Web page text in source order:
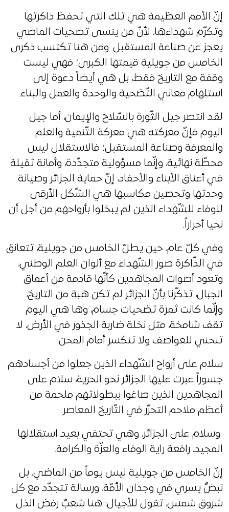
إنّ الأمم العظيمة هي تلك التي تحفظ ذاكرتها
وتكرّم شهداءها، لأنّ من ينسى تضحيات الماضي
يعجز عن صناعة المستقبل. ومن هنا تكتسب ذكرى
الخامس من جويلية قيمتها الكبرى؛ فهي ليست
وقفة مع التاريخ فقط، بل هي أيضاً دعوة إلى
استلهام معاني التّضحية والوحدة والعمل والبناء.
لقد انتصر جيل الثّورة بالسّلاح والإيمان، أما جيل
اليوم فإنّ معركته هي معركة التّنمية والعلم
والمعرفة وصناعة المستقبل؛ فالاستقلال ليس
محطّة نهائية، وإنّما مسؤولية متجدّدة، وأمانة ثقيلة
في أعناق الأبناء والأحفاد، إنّ حماية الجزائر وصيانة
وحدتها وتحصين مكاسبها هي الشّكل الأرقى
للوفاء للشّهداء الذين لم يبخلوا بأرواحهم من أجل أن
نحيا أحراراً.
وفي كلّ عام، حين يطلّ الخامس من جويلية، تتعانق
في الذّاكرة صور الشّهداء مع ألوان العلم الوطني،
وتعود أصوات المجاهدين كأنّها قادمة من أعماق
الجبال، تذكّرنا بأنّ الجزائر لم تكن هبة من التاريخ،
وإنّما كانت ثمرة تضحيات جسام، وها هي اليوم
تقف شامخة، مثل نخلة ضاربة الجذور في الأرض، لا
تنحني للعواصف ولا تنكسر أمام المحن.
سلام على أرواح الشّهداء الذين جعلوا من أجسادهم
جسوراً عبرت عليها الجزائر نحو الحرية، سلام على
المجاهدين الذين صاغوا ببطولاتهم ملحمة من
أعظم ملاحم التحرّر في التّاريخ المعاصر.
وسلام على الجزائر، وهي تحتفي بعيد استقلالها
المجيد، رافعة راية الوفاء والعزّة والكرامة.
إنّ الخامس من جويلية ليس يوماً من الماضي، بل
نبضٌ يسري في وجدان الأمّة، ورسالة تتجدّد مع كل
شروق شمس، تقول للأجيال: هنا شعبٌ رفض الذل